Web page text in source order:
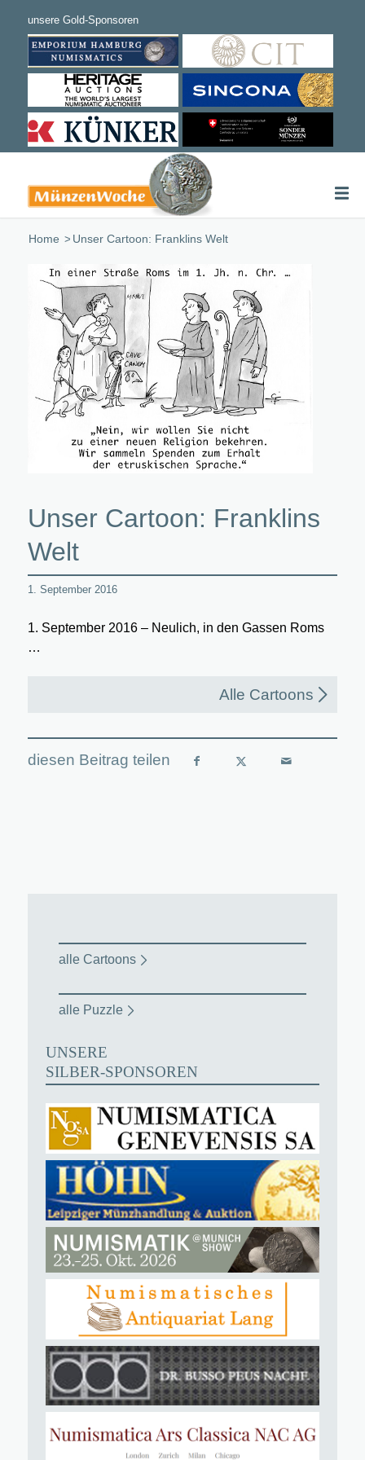
Home /Unser Cartoon: Franklins Welt
Unser Cartoon: Franklins
Welt
1. September 2016
1. September 2016 – Neulich, in den Gassen Roms
…
Alle Cartoons
alle Cartoons
alle Puzzle
UNSERE
SILBER-SPONSOREN